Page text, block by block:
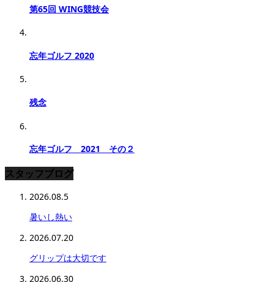
第65回 WING競技会
忘年ゴルフ 2020
残念
忘年ゴルフ 2021 その２
スタッフブログ
2026.08.5
暑いし熱い
2026.07.20
グリップは大切です
2026.06.30